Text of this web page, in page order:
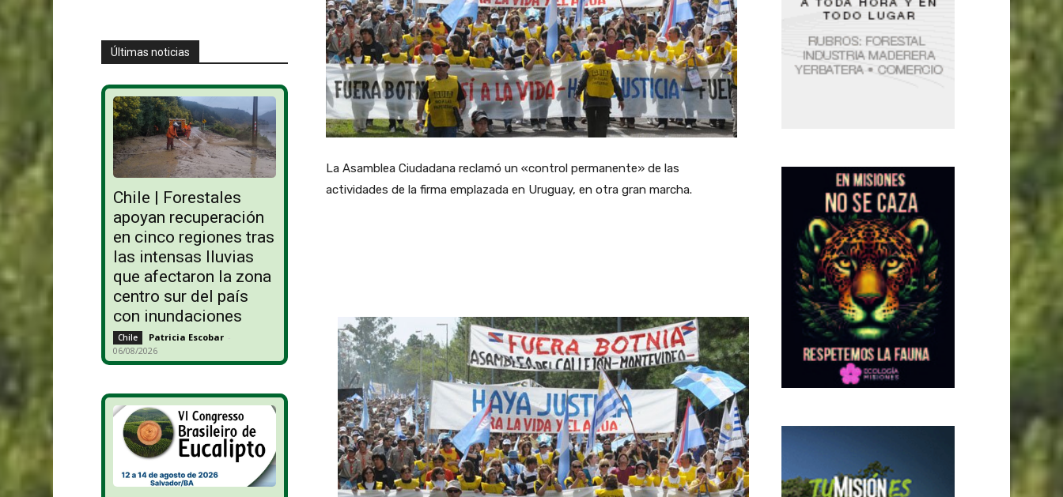
Últimas noticias
Chile | Forestales
apoyan recuperación
en cinco regiones tras
las intensas lluvias
que afectaron la zona
centro sur del país
con inundaciones
Chile Patricia Escobar -
06/08/2026
La Asamblea Ciudadana reclamó un «control permanente» de las
actividades de la firma emplazada en Uruguay, en otra gran marcha.